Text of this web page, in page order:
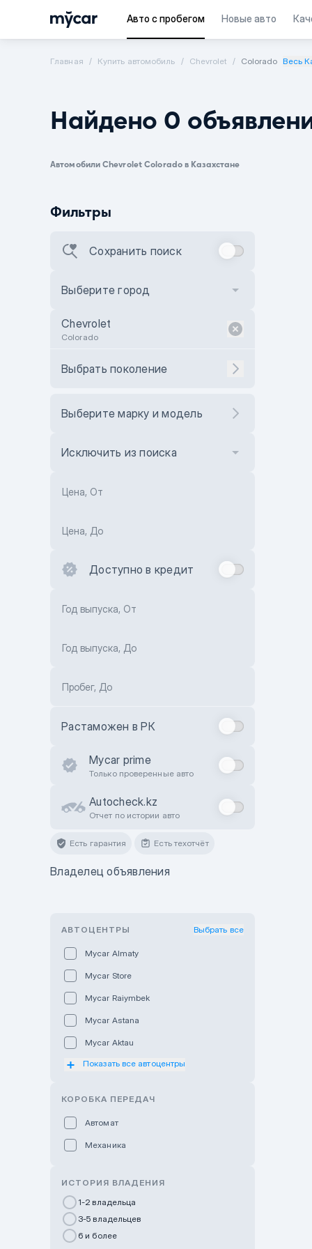
Авто с пробегом Новые авто
Главная Купить автомобиль Chevrolet Colorado Весь
Найдено 0
Автомобили Chevrolet Colorado в Казахстане
Фильтры
Сохранить поиск
Выберите город
Chevrolet
Colorado
Выбрать поколение
Выберите марку и модель
Исключить из поиска
Цена, От
Цена, До
Доступно в кредит
Год выпуска, От
Год выпуска, До
Пробег, До
Растаможен в РК
Mycar prime
Только проверенные авто
Autocheck.kz
Отчет по истории авто
Есть гарантия Есть техотчёт
Владелец объявления
АВТОЦЕНТРЫ Выбрать все
Mycar Almaty
Mycar Store
Mycar Raiymbek
Mycar Astana
Mycar Aktau
Mycar Uralsk
GWM Nurly Zhol
Chery Astana
Показать все автоцентры
КОРОБКА ПЕРЕДАЧ
Автомат
Механика
ИСТОРИЯ ВЛАДЕНИЯ
1-2 владельца
3-5 владельцев
6 и более